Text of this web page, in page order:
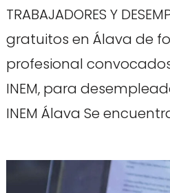
TRABAJADORES Y
gratuitos en Álava de
profesional
INEM, para
INEM Álava Se